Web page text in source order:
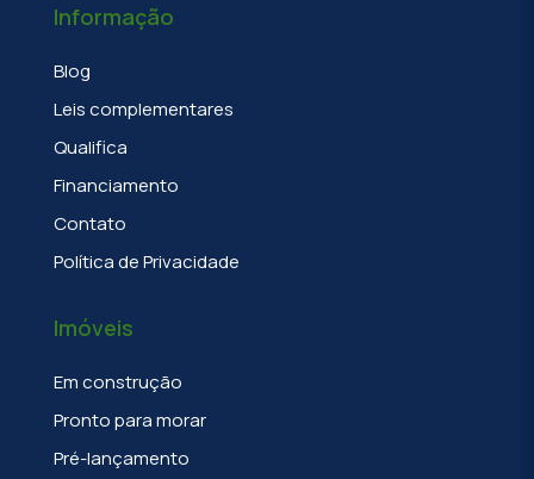
Informação
Blog
Leis complementares
Qualifica
Financiamento
Contato
Política de Privacidade
Imóveis
Em construção
Pronto para morar
Pré-lançamento